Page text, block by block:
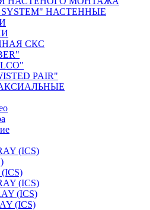
SYSTEM" НАСТЕННЫЕ
СКС
PAIR"
(ICS)
(ICS)
(ICS)
(ICS)